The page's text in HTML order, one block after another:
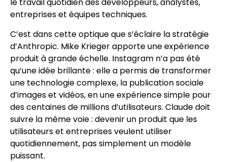
le travail quotidien des développeurs, analystes,
entreprises et équipes techniques.
C’est dans cette optique que s’éclaire la stratégie
d’Anthropic. Mike Krieger apporte une expérience
produit à grande échelle. Instagram n’a pas été
qu’une idée brillante : elle a permis de transformer
une technologie complexe, la publication sociale
d’images et vidéos, en une expérience simple pour
des centaines de millions d’utilisateurs. Claude doit
suivre la même voie : devenir un produit que les
utilisateurs et entreprises veulent utiliser
quotidiennement, pas simplement un modèle
puissant.